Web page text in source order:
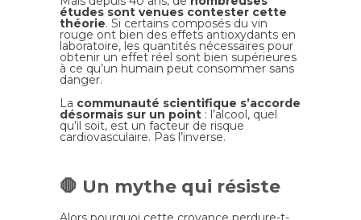
études sont venues contester cette
théorie. Si certains composés du vin
rouge ont bien des effets antioxydants en
laboratoire, les quantités nécessaires pour
obtenir un effet réel sont bien supérieures
à ce qu’un humain peut consommer sans
danger.
La communauté scientifique s’accorde
désormais sur un point : l’alcool, quel
qu’il soit, est un facteur de risque
cardiovasculaire. Pas l’inverse.
🛑 Un mythe qui résiste